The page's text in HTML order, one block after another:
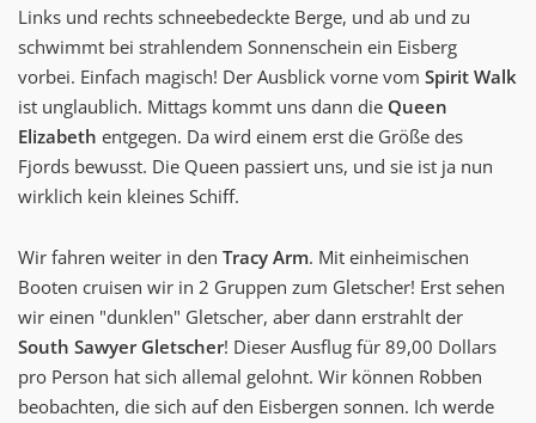
Links und rechts schneebedeckte Berge, und ab und zu
schwimmt bei strahlendem Sonnenschein ein Eisberg
vorbei. Einfach magisch! Der Ausblick vorne vom Spirit Walk
ist unglaublich. Mittags kommt uns dann die Queen
Elizabeth entgegen. Da wird einem erst die Größe des
Fjords bewusst. Die Queen passiert uns, und sie ist ja nun
wirklich kein kleines Schiff.
Wir fahren weiter in den Tracy Arm. Mit einheimischen
Booten cruisen wir in 2 Gruppen zum Gletscher! Erst sehen
wir einen "dunklen" Gletscher, aber dann erstrahlt der
South Sawyer Gletscher! Dieser Ausflug für 89,00 Dollars
pro Person hat sich allemal gelohnt. Wir können Robben
beobachten, die sich auf den Eisbergen sonnen. Ich werde